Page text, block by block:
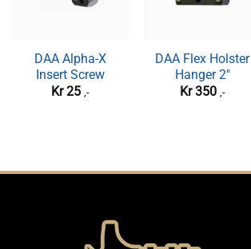
DAA Alpha-X
Insert Screw
Kr25 ,-
DAA Flex Holster
Hanger 2″
Kr350 ,-